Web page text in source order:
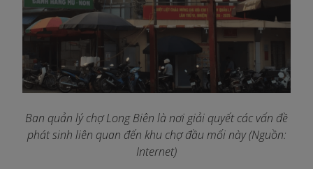
Ban quản lý chợ Long Biên là nơi giải quyết các vấn đề
phát sinh liên quan đến khu chợ đầu mối này (Nguồn:
Internet)